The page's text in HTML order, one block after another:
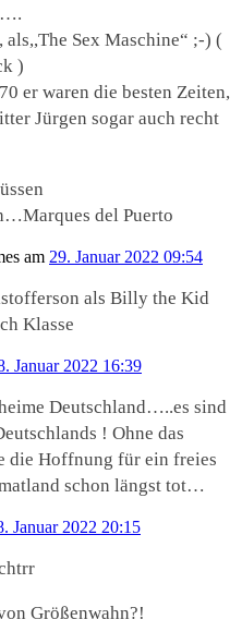
als,,The Sex Maschine“ ;-) (
)
er waren die besten Zeiten,
Jürgen sogar auch recht
del Puerto
am 29. Januar 2022 09:54
als Billy the Kid
Klasse
Januar 2022 16:39
Deutschland…..es sind
! Ohne das
die Hoffnung für ein freies
schon längst tot…
Januar 2022 20:15
Größenwahn?!